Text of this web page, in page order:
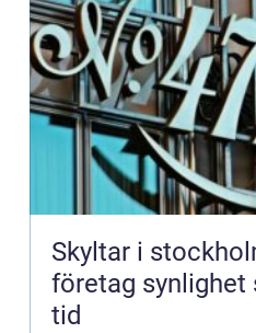
Skyltar i stockholm så
företag synlighet
tid